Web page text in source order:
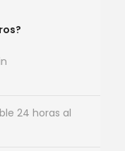
24 horas al